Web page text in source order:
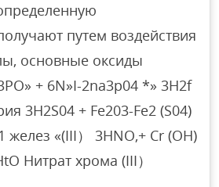
путем воздействия
основные оксиды
+ 6N»I-2na3p04 *» 3H2f
3H2S04 + Fe203-Fe2 (S04)
«(III） 3HNO,+ Cr (OH)
Нитрат хрома (III）